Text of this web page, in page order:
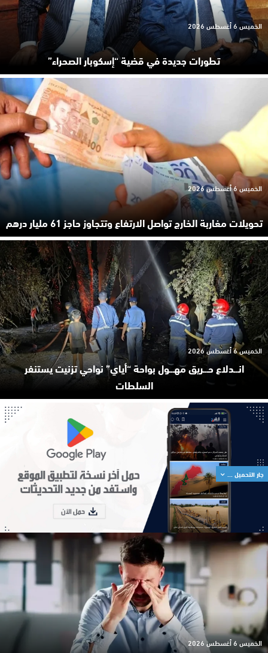
تطورات جديدة في قضية “إسكوبار الصحراء”
الخميس 6 أغسطس 2026
تحويلات مغاربة الخارج تواصل الارتفاع وتتجاوز حاجز 61 مليار درهم
الخميس 6 أغسطس 2026
انـ.ـدلاع حـ.ـريق مهـ.ـول بواحة “أياي” نواحي تزنيت يستنفر
السلطات
الخميس 6 أغسطس 2026
الخميس 6 أغسطس 2026
جار التحميل ...